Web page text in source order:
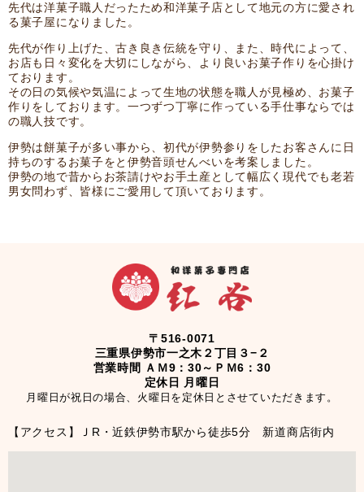
先代は洋菓子職人だったため和洋菓子店として地元の方に愛され
る菓子屋になりました。
先代が作り上げた、古き良き伝統を守り、また、時代によって、
お店も日々変化を大切にしながら、より良いお菓子作りを心掛け
ております。
その日の気候や気温によって生地の状態を職人が見極め、お菓子
作りをしております。一つずつ丁寧に作っている手仕事ならでは
の職人技です。
伊勢は餅菓子が多い事から、初代が伊勢参りをしたお客さんに日
持ちのするお菓子をと伊勢音頭せんべいを考案しました。
伊勢の地で昔からお茶請けやお手土産として幅広く現代でも老若
男女問わず、皆様にご愛用して頂いております。
〒516-0071
三重県伊勢市一之木２丁目３−２
営業時間 ＡＭ9：30～ＰＭ6：30
定休日 月曜日
月曜日が祝日の場合、火曜日を定休日とさせていただきます。
【アクセス】ＪR・近鉄伊勢市駅から徒歩5分 新道商店街内